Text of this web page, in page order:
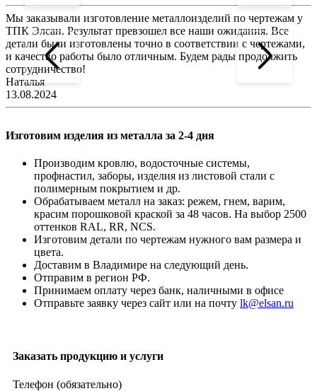
Мы заказывали изготовление металлоизделий по чертежам у
ТПК Элсан. Результат превзошел все наши ожидания. Все
детали были изготовлены точно в соответствии с чертежами,
и качество работы было отличным. Будем рады продолжить
сотрудничество!
Наталья
13.08.2024
Изготовим изделия из металла за 2-4 дня
Производим кровлю, водосточные системы,
профнастил, заборы, изделия из листовой стали с
полимерным покрытием и др.
Обрабатываем металл на заказ: режем, гнем, варим,
красим порошковой краской за 48 часов. На выбор 2500
оттенков RAL, RR, NCS.
Изготовим детали по чертежам нужного вам размера и
цвета.
Доставим в Владимире на следующий день.
Отправим в регион РФ.
Принимаем оплату через банк, наличными в офисе
Отправьте заявку через сайт или на почту lk@elsan.ru
Заказать продукцию и услуги
Телефон (обязательно)